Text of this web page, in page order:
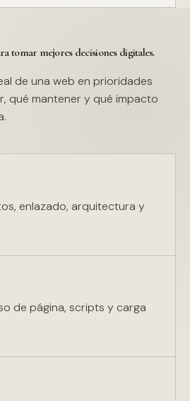
tomar mejores decisiones digitales.
de una web en prioridades
qué mantener y qué impacto
enlazado, arquitectura y
de página, scripts y carga